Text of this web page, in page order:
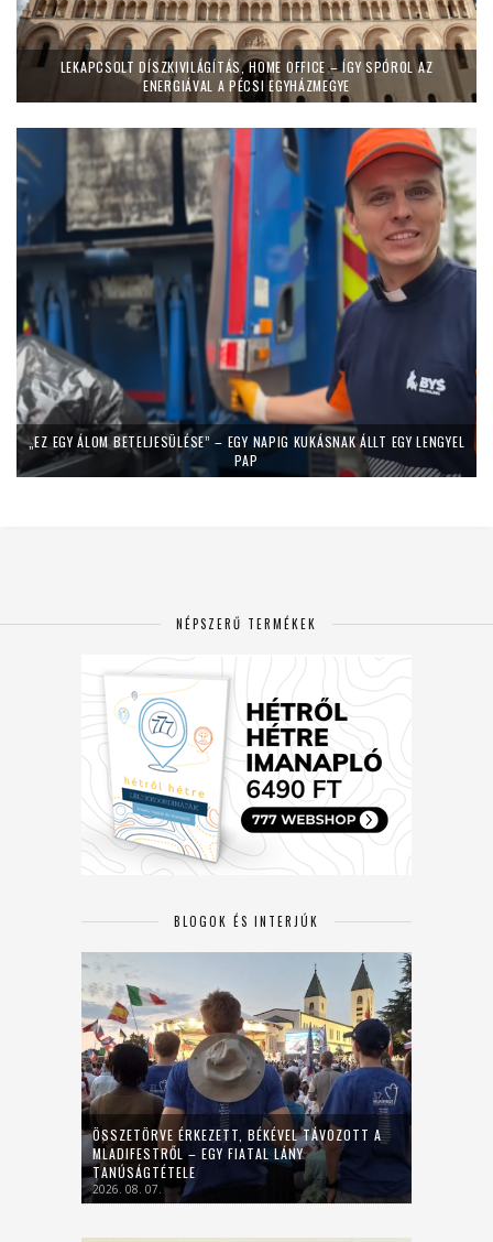
LEKAPCSOLT DÍSZKIVILÁGÍTÁS, HOME OFFICE – ÍGY SPÓROL AZ
ENERGIÁVAL A PÉCSI EGYHÁZMEGYE
„EZ EGY ÁLOM BETELJESÜLÉSE” – EGY NAPIG KUKÁSNAK ÁLLT EGY LENGYEL
PAP
NÉPSZERŰ TERMÉKEK
BLOGOK ÉS INTERJÚK
ÖSSZETÖRVE ÉRKEZETT, BÉKÉVEL TÁVOZOTT A
MLADIFESTRŐL – EGY FIATAL LÁNY
TANÚSÁGTÉTELE
2026. 08. 07.